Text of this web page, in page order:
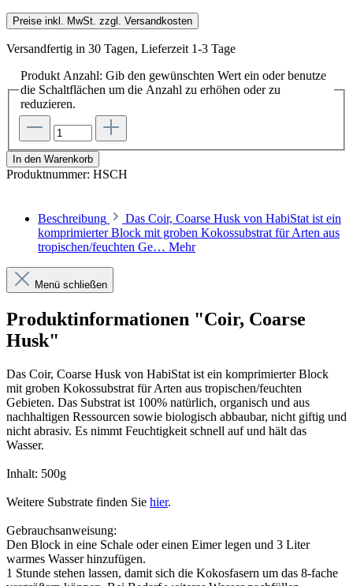
Preise inkl. MwSt. zzgl. Versandkosten
Versandfertig in 30 Tagen, Lieferzeit 1-3 Tage
Produkt Anzahl: Gib den gewünschten Wert ein oder benutze
die Schaltflächen um die Anzahl zu erhöhen oder zu
reduzieren.
In den Warenkorb
Produktnummer: HSCH
Beschreibung
Das Coir, Coarse Husk von HabiStat ist ein
komprimierter Block mit groben Kokossubstrat für Arten aus
tropischen/feuchten Ge… Mehr
Menü schließen
Produktinformationen "Coir, Coarse
Husk"
Das Coir, Coarse Husk von HabiStat ist ein komprimierter Block
mit groben Kokossubstrat für Arten aus tropischen/feuchten
Gebieten. Das Substrat ist 100% natürlich, organisch und aus
nachhaltigen Ressourcen sowie biologisch abbaubar, nicht giftig und
nicht abrasiv. Es nimmt Feuchtigkeit schnell auf und hält das
Wasser.
Inhalt: 500g
Weitere Substrate finden Sie hier.
Gebrauchsanweisung:
Den Block in eine Schale oder einen Eimer legen und 3 Liter
warmes Wasser hinzufügen.
1 Stunde stehen lassen, damit sich die Kokosfasern um das 8-fache